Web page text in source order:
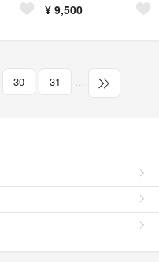
¥ 9,500
30 31 …